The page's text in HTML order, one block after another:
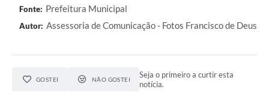
Fonte: Prefeitura Municipal
Autor: Assessoria de Comunicação - Fotos Francisco de Deus
GOSTEI NÃO GOSTEI
Seja o primeiro a curtir esta
notícia.